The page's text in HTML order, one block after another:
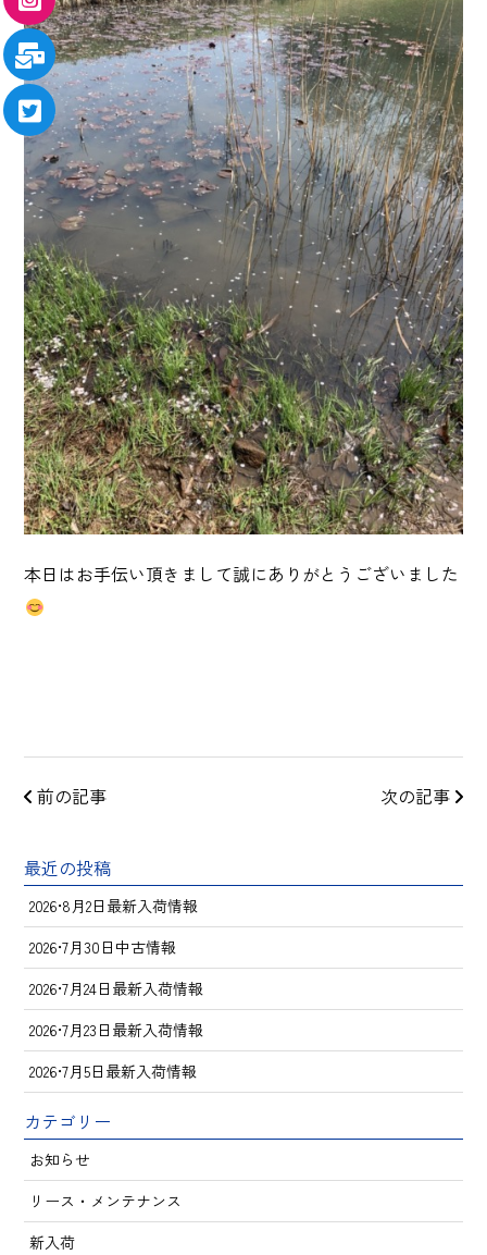
本日はお手伝い頂きまして誠にありがとうございました
前の記事 次の記事
最近の投稿
2026•8月2日最新入荷情報
2026•7月30日中古情報
2026•7月24日最新入荷情報
2026•7月23日最新入荷情報
2026•7月5日最新入荷情報
カテゴリー
お知らせ
リース・メンテナンス
新入荷